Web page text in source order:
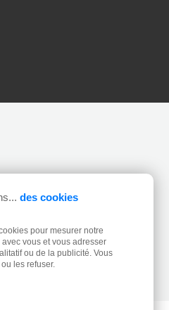
personnelles.Lire la politique
des cookies
pour mesurer notre
vous et vous adresser
ou de la publicité. Vous
les refuser.